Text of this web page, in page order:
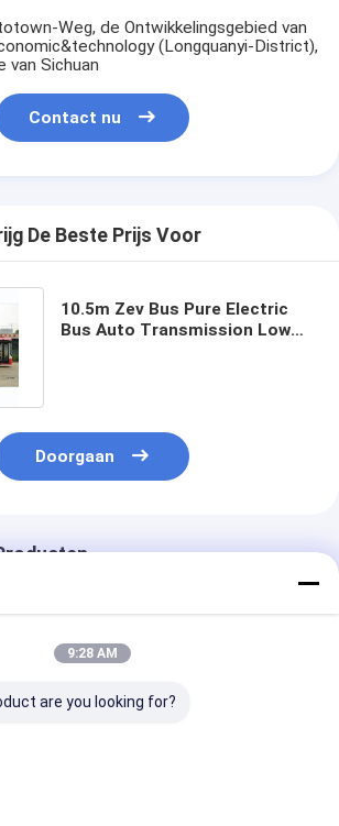
Weg, de Ontwikkelingsgebied van
(Longquanyi-District),
van Sichuan
Contact nu
De Beste Prijs Voor
10.5m Zev Bus Pure Electric
Bus Auto Transmission Low
Doorgaan
9:28 AM
are you looking for?